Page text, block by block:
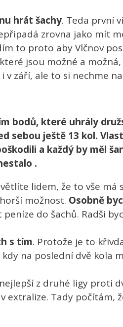
hrát šachy. Teda první
zrovna jako mít
to proto aby Vlčnov
jsou možné a
září, ale to si nechme
bodů, které uhrály
sebou ještě 13 kol.
a každý by měl
.
lidem, že to vše má
možnost. Osobně
peníze do šachů. Radši
s tím. Protože je to
na poslední dvě kola
z druhé ligy proti
extralize. Tady